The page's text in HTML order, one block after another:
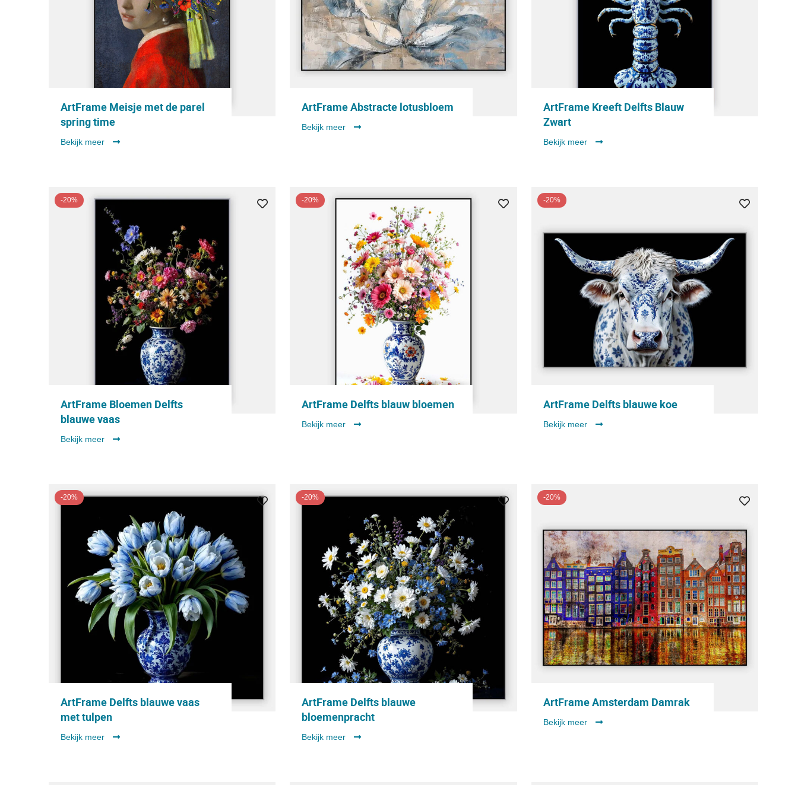
ArtFrame Meisje met de parel
spring time
Bekijk meer
ArtFrame Abstracte lotusbloem
Bekijk meer
ArtFrame Kreeft Delfts Blauw
Zwart
Bekijk meer
-20%
ArtFrame Bloemen Delfts
blauwe vaas
Bekijk meer
-20%
ArtFrame Delfts blauw bloemen
Bekijk meer
-20%
ArtFrame Delfts blauwe koe
Bekijk meer
-20%
ArtFrame Delfts blauwe vaas
met tulpen
Bekijk meer
-20%
ArtFrame Delfts blauwe
bloemenpracht
Bekijk meer
-20%
ArtFrame Amsterdam Damrak
Bekijk meer